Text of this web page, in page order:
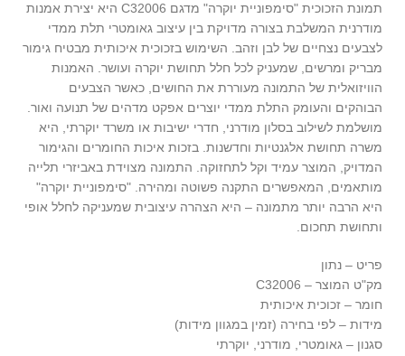
תמונת הזכוכית "סימפוניית יוקרה" מדגם C32006 היא יצירת אמנות
מודרנית המשלבת בצורה מדויקת בין עיצוב גאומטרי תלת ממדי
לצבעים נצחיים של לבן וזהב. השימוש בזכוכית איכותית מבטיח גימור
מבריק ומרשים, שמעניק לכל חלל תחושת יוקרה ועושר. האמנות
הוויזואלית של התמונה מעוררת את החושים, כאשר הצבעים
הבוהקים והעומק התלת ממדי יוצרים אפקט מדהים של תנועה ואור.
מושלמת לשילוב בסלון מודרני, חדרי ישיבות או משרד יוקרתי, היא
משרה תחושת אלגנטיות וחדשנות. בזכות איכות החומרים והגימור
המדויק, המוצר עמיד וקל לתחזוקה. התמונה מצוידת באביזרי תלייה
מותאמים, המאפשרים התקנה פשוטה ומהירה. "סימפוניית יוקרה"
היא הרבה יותר מתמונה – היא הצהרה עיצובית שמעניקה לחלל אופי
ותחושת תחכום.
פריט – נתון
מק"ט המוצר – C32006
חומר – זכוכית איכותית
מידות – לפי בחירה (זמין במגוון מידות)
סגנון – גאומטרי, מודרני, יוקרתי